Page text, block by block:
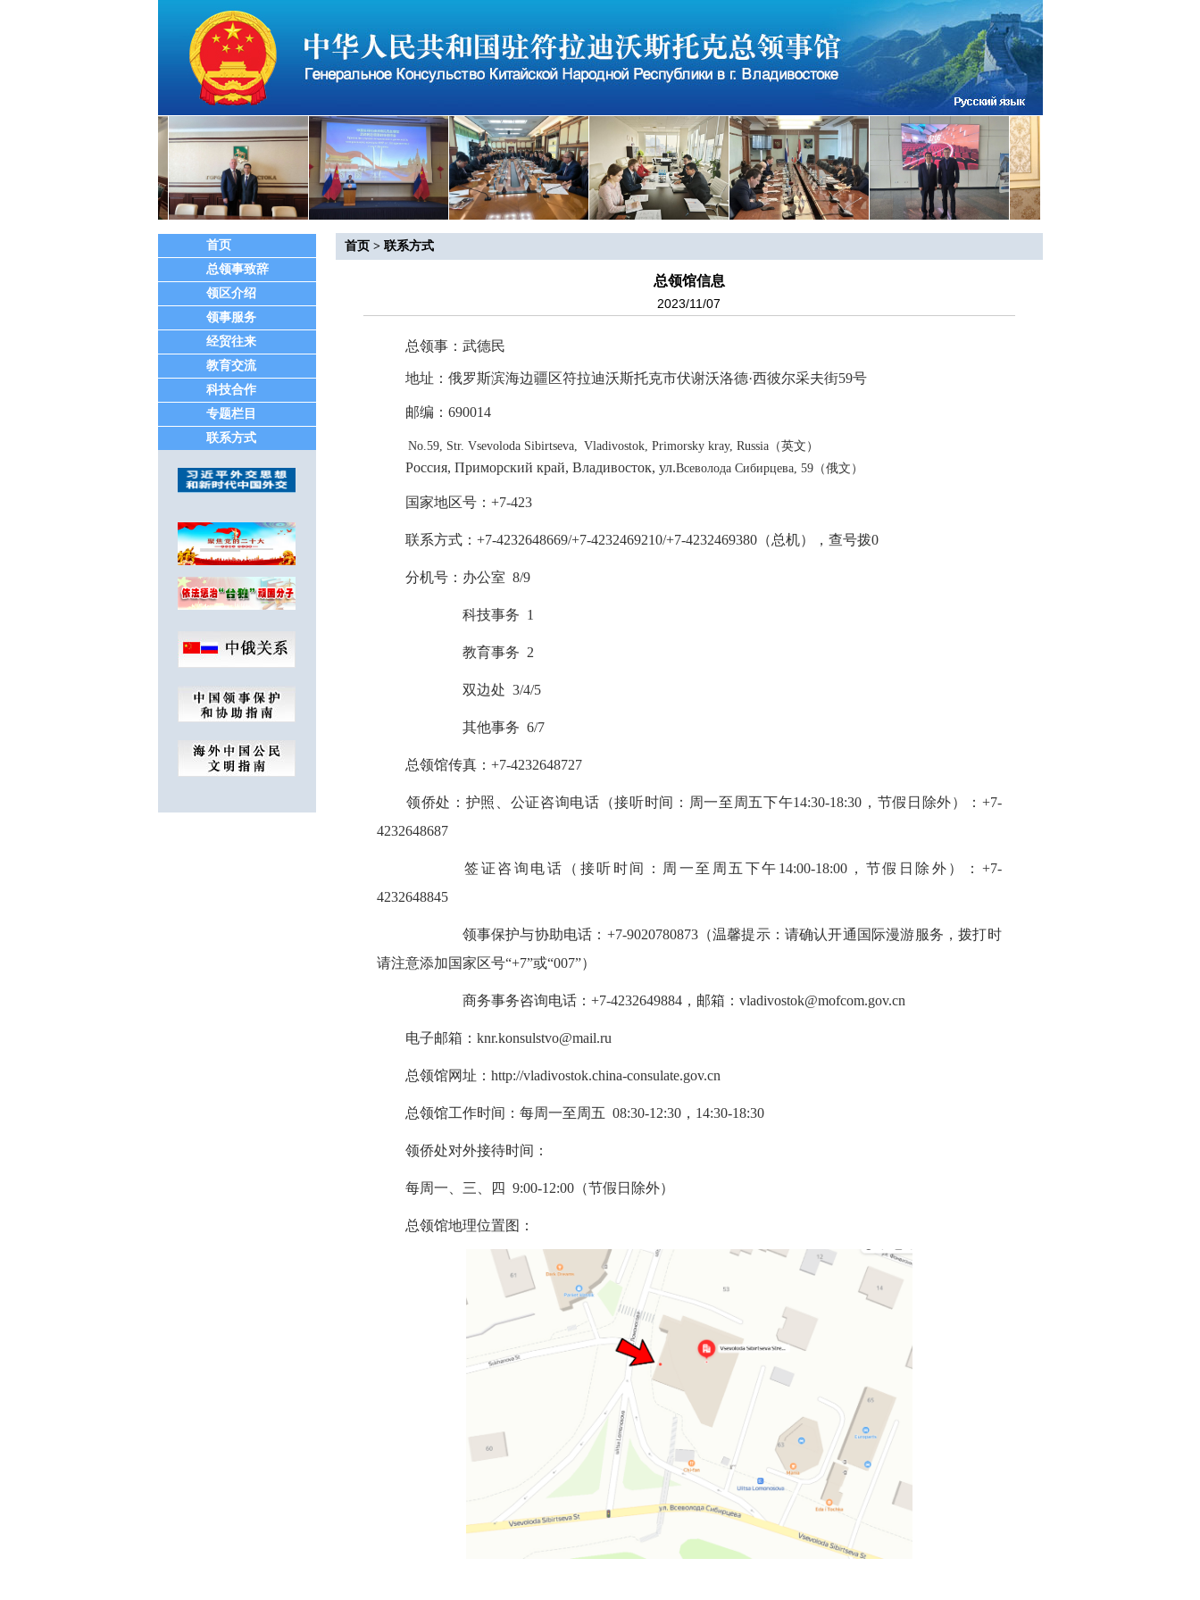
首页
总领事致辞
领区介绍
领事服务
经贸往来
教育交流
科技合作
专题栏目
联系方式
首页> 联系方式
总领馆信息
2023/11/07
总领事：武德民
地址：俄罗斯滨海边疆区符拉迪沃斯托克市伏谢沃洛德·西彼尔采夫街59号
邮编：690014
No.59, Str. Vsevoloda Sibirtseva, Vladivostok, Primorsky kray, Russia（英文）
Россия, Приморский край, Владивосток, ул.Всеволода Сибирцева, 59（俄文）
国家地区号：+7-423
联系方式：+7-4232648669/+7-4232469210/+7-4232469380（总机），查号拨0
分机号：办公室 8/9
科技事务 1
教育事务 2
双边处 3/4/5
其他事务 6/7
总领馆传真：+7-4232648727
领侨处：护照、公证咨询电话（接听时间：周一至周五下午14:30-18:30，节假日除外）：+7-
4232648687
签证咨询电话 （接听时间：周一至周五下午14:00-18:00，节假日除外）：+7-
4232648845
领事保护与协助电话：+7-9020780873（温馨提示：请确认开通国际漫游服务，拨打时
请注意添加国家区号“+7”或“007”）
商务事务咨询电话：+7-4232649884，邮箱：vladivostok@mofcom.gov.cn
电子邮箱：knr.konsulstvo@mail.ru
总领馆网址：http://vladivostok.china-consulate.gov.cn
总领馆工作时间：每周一至周五 08:30-12:30，14:30-18:30
领侨处对外接待时间：
每周一、三、四 9:00-12:00（节假日除外）
总领馆地理位置图：